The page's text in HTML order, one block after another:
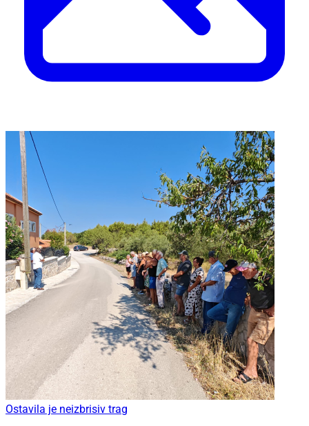
Ostavila je neizbrisiv trag